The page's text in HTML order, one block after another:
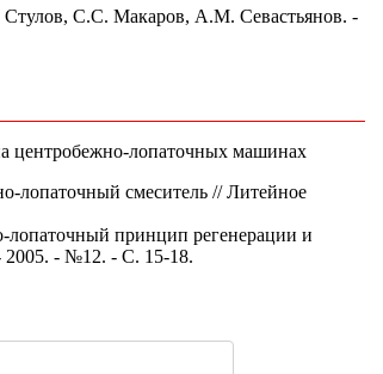
С.С. Макаров, A.M. Севастьянов. -
центробежно-лопаточных машинах
лопаточный смеситель // Литейное
принцип регенерации и
2005. - №12. - С. 15-18.